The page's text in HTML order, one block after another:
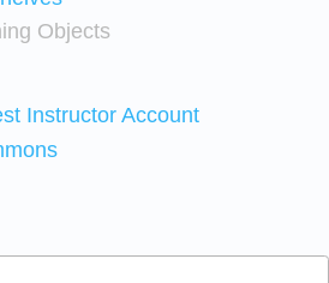
Objects
Instructor Account